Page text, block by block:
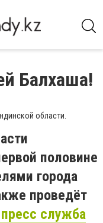
Балхаша!
области.
половине
города
проведёт
служба